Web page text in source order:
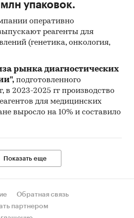
РФ
НИИ организации и
Санкт-
службы
статистики по г. Санкт-
области
медицинских
упаковок.
оперативно
реагенты для
(генетика, онкология,
рынка диагностических
подготовленного
в 2023-2025 гг производство
для медицинских
выросло на 10% и составило
Показать еще
Обратная связь
партнером